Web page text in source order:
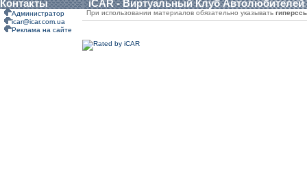
Контакты iCAR - Виртуальный Клуб Автолюбителей
Администратор
icar@icar.com.ua
Реклама на сайте
При использовании материалов обязательно указывать